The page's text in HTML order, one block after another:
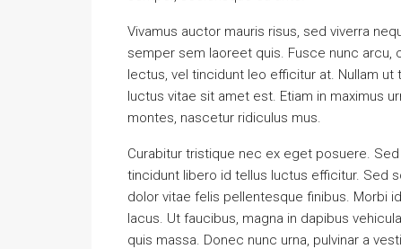
Vivamus auctor mauris risus, sed viverra
semper sem laoreet quis. Fusce nunc arcu,
lectus, vel tincidunt leo efficitur at. Nullam
luctus vitae sit amet est. Etiam in maximus
montes, nascetur ridiculus mus.
Curabitur tristique nec ex eget posuere.
tincidunt libero id tellus luctus efficitur. Sed
dolor vitae felis pellentesque finibus. Morbi
lacus. Ut faucibus, magna in dapibus
quis massa. Donec nunc urna, pulvinar a